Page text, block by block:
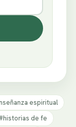
espiritual
de fe